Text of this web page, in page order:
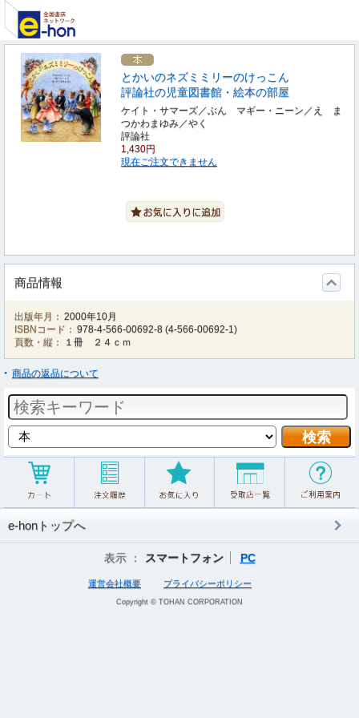
とかいのネズミミリーのけっこん
評論社の児童図書館・絵本の部屋
ケイト・サマーズ／ぶん マギー・ニーン／え ま
つかわまゆみ／やく
評論社
1,430円
現在ご注文できません
商品情報
出版年月： 2000年10月
ISBNコード： 978-4-566-00692-8 (4-566-00692-1)
頁数・縦：
１冊 ２４ｃｍ
商品の返品について
e-honトップへ
表示 ： スマートフォン PC
運営会社概要 プライバシーポリシー
Copyright © TOHAN CORPORATION